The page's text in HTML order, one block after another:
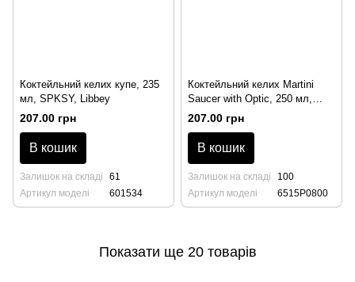
Коктейльний келих купе, 235
мл, SPKSY, Libbey
207.00 грн
В кошик
Залишок на складі
61
Артикул моделі
601534
Коктейльний келих Martini
Saucer with Optic, 250 мл,
Classic Cocktails, Rona
207.00 грн
В кошик
Залишок на складі
100
Артикул моделі
6515P0800
Показати ще 20 товарів